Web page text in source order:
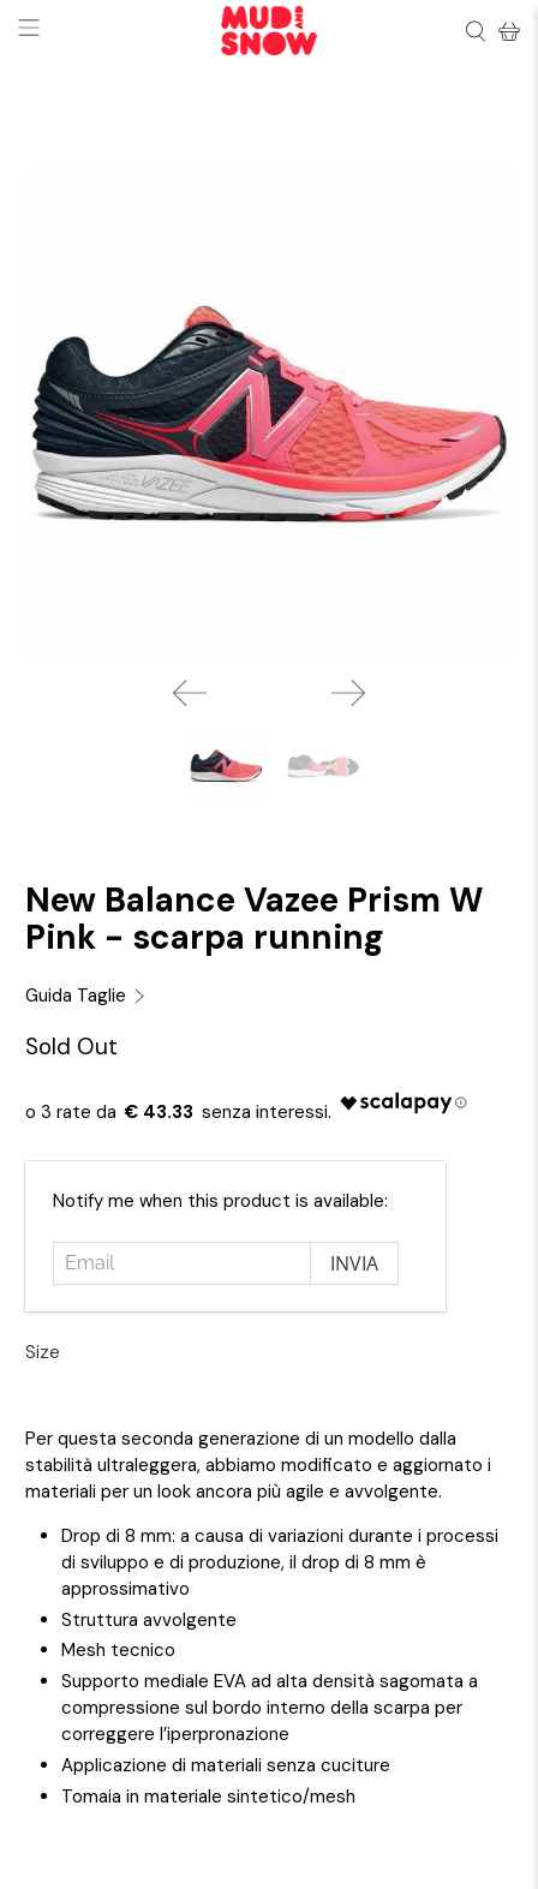
New Balance Vazee Prism W
Pink - scarpa running
Guida Taglie
Sold Out
€ 43.33
Email
Notify me when this product is available:
Size
Per questa seconda generazione di un modello dalla
stabilità ultraleggera, abbiamo modificato e aggiornato i
materiali per un look ancora più agile e avvolgente.
Drop di 8 mm: a causa di variazioni durante i processi
di sviluppo e di produzione, il drop di 8 mm è
approssimativo
Struttura avvolgente
Mesh tecnico
Supporto mediale EVA ad alta densità sagomata a
compressione sul bordo interno della scarpa per
correggere l’iperpronazione
Applicazione di materiali senza cuciture
Tomaia in materiale sintetico/mesh